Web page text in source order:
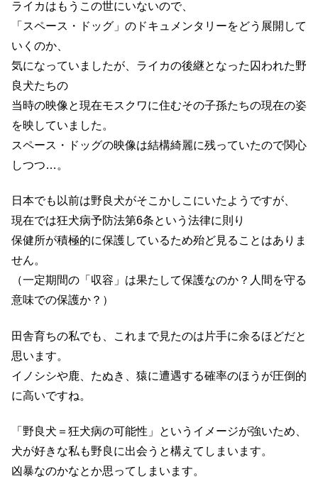
ライカはもうこの世にいないので、
「スペース・ドッグ」のドキュメンタリーをどう展開して
いくのか、
気になっていましたが、ライカの後継となった囚われた野
良犬たちの
当時の映像と現在モスクワに住むその子孫たちの現在の姿
を映していました。
スペース・ドッグの映像は結構綺麗に残っていたので関心
しつつ…。
日本でも以前は野良犬がそこかしこにいたようですが、
現在では狂犬病予防法第6条という法律に則り
保健所が積極的に保護しているため殆ど見ることはありま
せん。
（一定期間の「収容」は果たして保護なのか？人間を守る
意味での保護か？）
田舎育ちの私でも、これまで見たのは片手に余るほどだと
思います。
イノシシや鹿、たぬき、猿に遭遇する確率のほうが圧倒的
に高いですね。
「野良犬＝狂犬病の可能性」というイメージが強いため、
犬が好きな私も野良に出会うと構えてしまいます。
凶暴なのかなとか思ってしまいます。